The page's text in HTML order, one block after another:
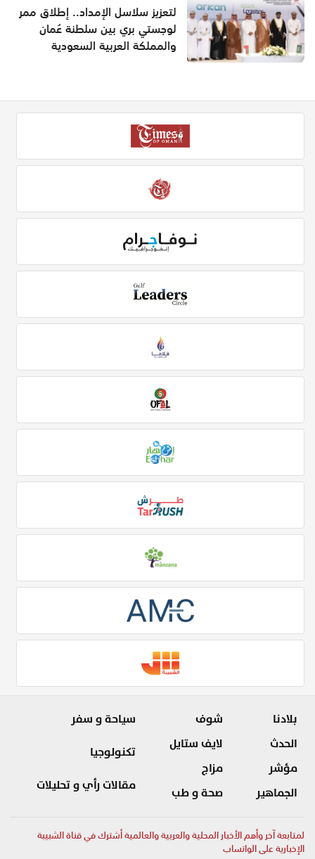
لتعزيز سلاسل الإمداد.. إطلاق ممر
لوجستي بري بين سلطنة عُمان
والمملكة العربية السعودية
بلادنا
الحدث
مؤشر
الجماهير
شوف
لايف ستايل
مزاج
صحة و طب
سياحة و سفر
تكنولوجيا
مقالات رأي و تحليلات
لمتابعة آخر وأهم الأخبار المحلية والعربية والعالمية أشترك في قناة الشبيبة
الإخبارية على الواتساب